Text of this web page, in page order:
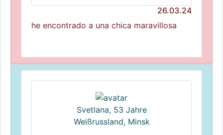
26.03.24
he encontrado a una chica maravillosa
Svetlana, 53 Jahre
Weißrussland, Minsk